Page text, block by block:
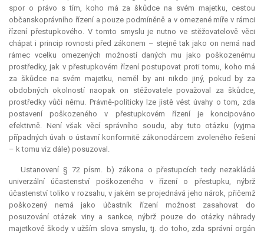
spor o právo s tím, koho má za škůdce na svém majetku, cestou
občanskoprávního řízení a pouze podmíněně a v omezené míře v rámci
řízení přestupkového. V tomto smyslu je nutno ve stěžovatelově věci
chápat i princip rovnosti před zákonem – stejně tak jako on nemá nad
rámec vcelku omezených možností daných mu jako poškozenému
prostředky, jak v přestupkovém řízení postupovat proti tomu, koho má
za škůdce na svém majetku, neměl by ani nikdo jiný, pokud by za
obdobných okolností naopak on stěžovatele považoval za škůdce,
prostředky vůči němu. Právně-politicky lze jistě vést úvahy o tom, zda
postavení poškozeného v přestupkovém řízení je koncipováno
efektivně. Není však věcí správního soudu, aby tuto otázku (vyjma
případných úvah o ústavní konformitě zákonodárcem zvoleného řešení
– k tomu viz dále) posuzoval.
Ustanovení § 72 písm. b) zákona o přestupcích tedy nezakládá
univerzální účastenství poškozeného v řízení o přestupku, nýbrž
účastenství toliko v rozsahu, v jakém se projednává jeho nárok, přičemž
poškozený nemá jako účastník řízení možnost zasahovat do
posuzování otázek viny a sankce, nýbrž pouze do otázky náhrady
majetkové škody v užším slova smyslu, tj. do toho, zda správní orgán